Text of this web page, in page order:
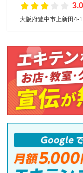
大阪府豊中市上新田4-